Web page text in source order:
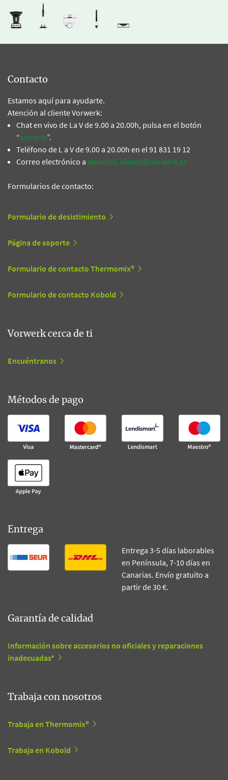
Contacto
Estamos aquí para ayudarte.
Atención al cliente Vorwerk:
Chat en vivo de La V de 9.00 a 20.00h, pulsa en el botón
“soporte”.
Teléfono de L a V de 9.00 a 20.00h en el 91 831 19 12
Correo electrónico a atencion.cliente@vorwerk.es
Formularios de contacto:
Formulario de desistimiento
Página de soporte
Formulario de contacto Thermomix®
Formulario de contacto Kobold
Vorwerk cerca de ti
Encuéntranos
Métodos de pago
Entrega
Entrega 3-5 días laborables
en Península, 7-10 días en
Canarias. Envío gratuito a
partir de 30 €.
Garantía de calidad
Información sobre accesorios no oficiales y reparaciones
inadecuadas*
Trabaja con nosotros
Trabaja en Thermomix®
Trabaja en Kobold